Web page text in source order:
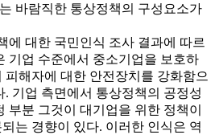
바람직한 통상정책의 구성요소가
에 대한 국민인식 조사 결과에 따르
기업 수준에서 중소기업을 보호하
피해자에 대한 안전장치를 강화함으
. 기업 측면에서 통상정책의 공정성
부분 그것이 대기업을 위한 정책이
는 경향이 있다. 이러한 인식은 역